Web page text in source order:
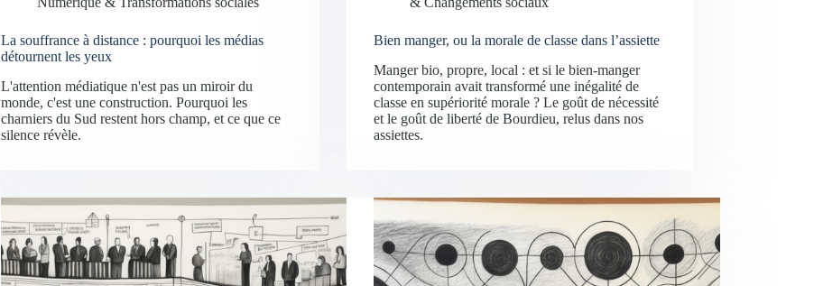
La souffrance à distance : pourquoi les médias
détournent les yeux
L'attention médiatique n'est pas un miroir du
monde, c'est une construction. Pourquoi les
charniers du Sud restent hors champ, et ce que ce
silence révèle.
Bien manger, ou la morale de classe dans l’assiette
Manger bio, propre, local : et si le bien-manger
contemporain avait transformé une inégalité de
classe en supériorité morale ? Le goût de nécessité
et le goût de liberté de Bourdieu, relus dans nos
assiettes.